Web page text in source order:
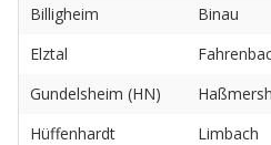
Billigheim
Binau
Elztal
Gundelsheim (HN)
Hüffenhardt
Limbach